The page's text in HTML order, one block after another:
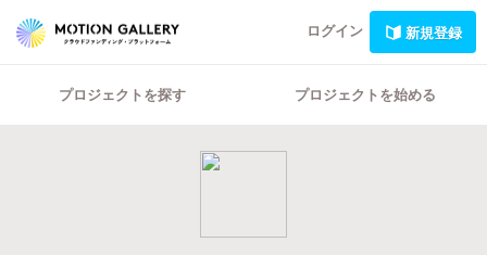
ログイン 新規登録
プロジェクトを探す プロジェクトを始める